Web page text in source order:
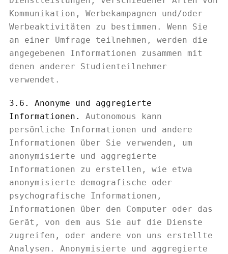
Kommunikation, Werbekampagnen und/oder
Werbeaktivitäten zu bestimmen. Wenn Sie
an einer Umfrage teilnehmen, werden die
angegebenen Informationen zusammen mit
denen anderer Studienteilnehmer
verwendet.
3.6. Anonyme und aggregierte
Informationen.
Autonomous kann
persönliche Informationen und andere
Informationen über Sie verwenden, um
anonymisierte und aggregierte
Informationen zu erstellen, wie etwa
anonymisierte demografische oder
psychografische Informationen,
Informationen über den Computer oder das
Gerät, von dem aus Sie auf die Dienste
zugreifen, oder andere von uns erstellte
Analysen. Anonymisierte und aggregierte